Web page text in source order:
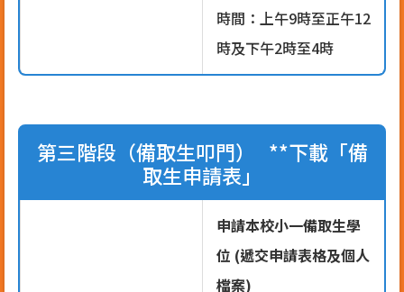
時間：上午9時至正午12
時及下午2時至4時
第三階段（備取生叩門） **下載「備
取生申請表」
申請本校小一備取生學
位 (遞交申請表格及個人
檔案)